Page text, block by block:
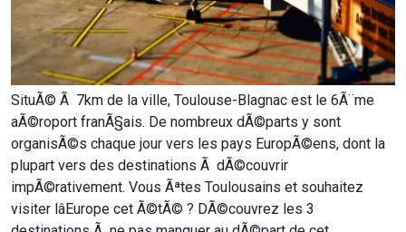
SituÃ© Ã 7km de la ville, Toulouse-Blagnac est le 6Ã¨me
aÃ©roport franÃ§ais. De nombreux dÃ©parts y sont
organisÃ©s chaque jour vers les pays EuropÃ©ens, dont la
plupart vers des destinations Ã dÃ©couvrir
impÃ©rativement. Vous Ãªtes Toulousains et souhaitez
visiter lâEurope cet Ã©tÃ© ? DÃ©couvrez les 3